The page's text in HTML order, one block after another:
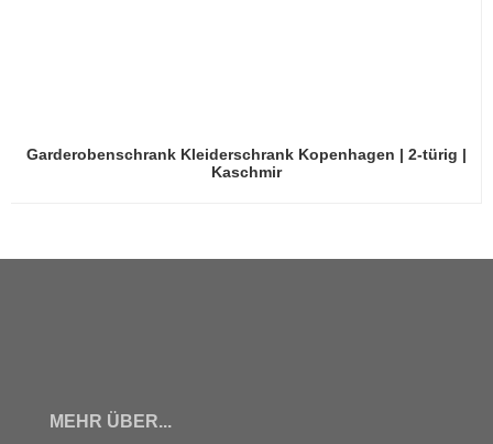
Garderobenschrank Kleiderschrank Kopenhagen | 2-türig |
Kaschmir
MEHR ÜBER...